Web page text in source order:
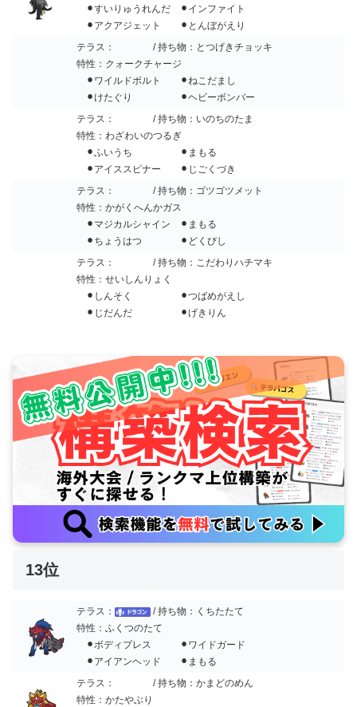
⚫︎すいりゅうれんだ ⚫︎インファイト
⚫︎アクアジェット ⚫︎とんぼがえり
テラス：
/ 持ち物：とつげきチョッキ
特性：クォークチャージ
⚫︎ワイルドボルト ⚫︎ねこだまし
⚫︎けたぐり ⚫︎ヘビーボンバー
テラス：
/ 持ち物：いのちのたま
特性：わざわいのつるぎ
⚫︎ふいうち ⚫︎まもる
⚫︎アイススピナー ⚫︎じごくづき
テラス：
/ 持ち物：ゴツゴツメット
特性：かがくへんかガス
⚫︎マジカルシャイン ⚫︎まもる
⚫︎ちょうはつ ⚫︎どくびし
テラス：
/ 持ち物：こだわりハチマキ
特性：せいしんりょく
⚫︎しんそく ⚫︎つばめがえし
⚫︎じだんだ ⚫︎げきりん
13位
テラス：
/ 持ち物：くちたたて
特性：ふくつのたて
⚫︎ボディプレス ⚫︎ワイドガード
⚫︎アイアンヘッド ⚫︎まもる
テラス：
/ 持ち物：かまどのめん
特性：かたやぶり